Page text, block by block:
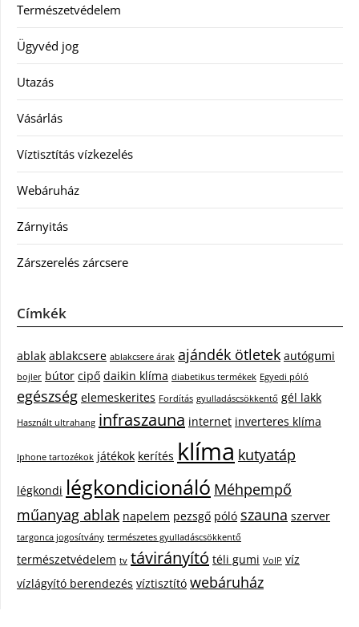
Természetvédelem
Ügyvéd jog
Utazás
Vásárlás
Víztisztítás vízkezelés
Webáruház
Zárnyitás
Zárszerelés zárcsere
Címkék
ablak ablakcsere ablakcsere árak ajándék ötletek autógumi
bojler bútor cipő daikin klíma diabetikus termékek Egyedi póló
egészség elemeskerites Fordítás gyulladáscsökkentő gél lakk
Használt ultrahang infraszauna internet inverteres klíma
Iphone tartozékok játékok kerítés klíma kutyatáp
légkondi légkondicionáló Méhpempő
műanyag ablak napelem pezsgő póló szauna szerver
targonca jogosítvány természetes gyulladáscsökkentő
természetvédelem tv távirányító téli gumi VoIP víz
vízlágyító berendezés víztisztító webáruház